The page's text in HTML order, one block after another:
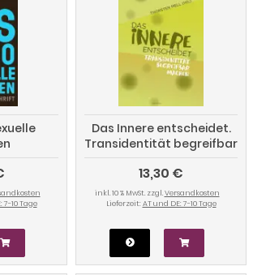
7-10 Tage
Das Innere entscheidet.
Transidentität begreifbar
machen
13,30 €
inkl. 10 % MwSt. zzgl.Versandkosten
Lieferzeit: AT und DE: 7-10 Tage